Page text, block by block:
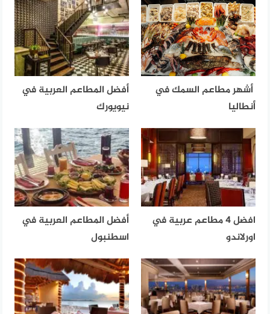
أشهر مطاعم السمك في
أنطاليا
أفضل المطاعم العربية في
نيويورك
افضل 4 مطاعم عربية في
اورلاندو
أفضل المطاعم العربية في
اسطنبول